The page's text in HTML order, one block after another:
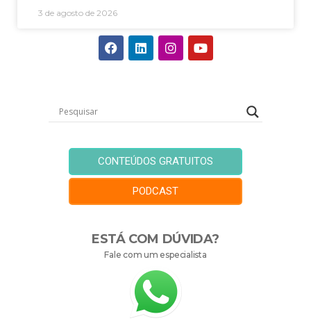
3 de agosto de 2026
CONTEÚDOS GRATUITOS
PODCAST
ESTÁ COM DÚVIDA?
Fale com um especialista